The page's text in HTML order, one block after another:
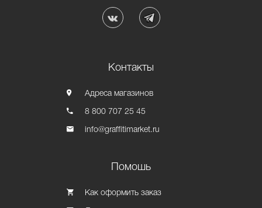
Контакты
Адреса магазинов
8 800 707 25 45
info@graffitimarket.ru
Помошь
Как оформить заказ